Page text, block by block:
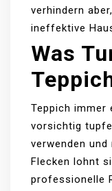
verhindern
ineffektive
Was
Teppich immer
vorsichtig
verwenden
Flecken lohnt
professionelle